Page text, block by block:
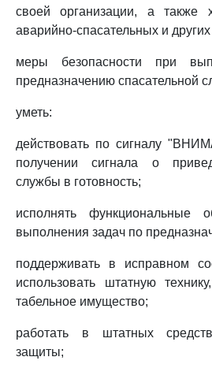
своей организации, а также
аварийно-спасательных и
меры безопасности при
предназначению спасательной
уметь:
действовать по сигналу
получении сигнала о
службы в готовность;
исполнять функциональные
выполнения задач по
поддерживать в исправном
использовать штатную
табельное имущество;
работать в штатных
защиты;